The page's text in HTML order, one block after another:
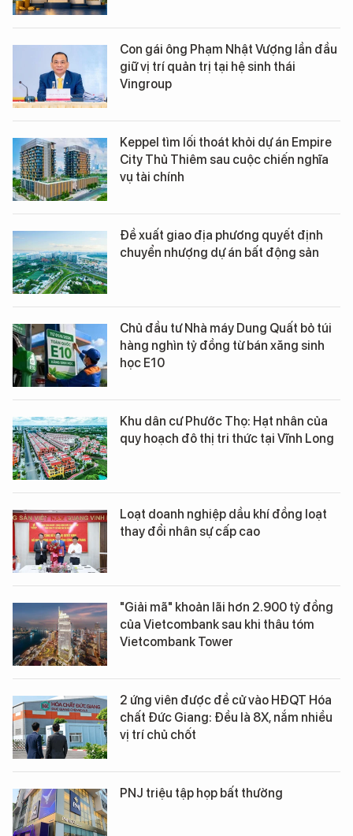
Con gái ông Phạm Nhật Vượng lần đầu
giữ vị trí quản trị tại hệ sinh thái
Vingroup
Keppel tìm lối thoát khỏi dự án Empire
City Thủ Thiêm sau cuộc chiến nghĩa
vụ tài chính
Đề xuất giao địa phương quyết định
chuyển nhượng dự án bất động sản
Chủ đầu tư Nhà máy Dung Quất bỏ túi
hàng nghìn tỷ đồng từ bán xăng sinh
học E10
Khu dân cư Phước Thọ: Hạt nhân của
quy hoạch đô thị tri thức tại Vĩnh Long
Loạt doanh nghiệp dầu khí đồng loạt
thay đổi nhân sự cấp cao
"Giải mã" khoản lãi hơn 2.900 tỷ đồng
của Vietcombank sau khi thâu tóm
Vietcombank Tower
2 ứng viên được đề cử vào HĐQT Hóa
chất Đức Giang: Đều là 8X, nắm nhiều
vị trí chủ chốt
PNJ triệu tập họp bất thường